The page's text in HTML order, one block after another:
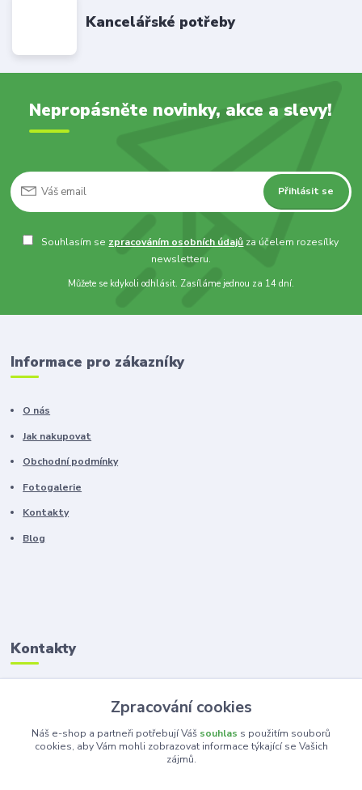
Kancelářské potřeby
Nepropásněte novinky, akce a slevy!
Přihlásit se
Souhlasím se zpracováním osobních údajů za účelem rozesílky
newsletteru.
Můžete se kdykoli odhlásit. Zasíláme jednou za 14 dní.
Informace pro zákazníky
O nás
Jak nakupovat
Obchodní podmínky
Fotogalerie
Kontakty
Blog
Kontakty
Zákaznická podpora
+420 603 100 966
(Po-Pá, 8-16 hod.)
Zpracování cookies
Náš e-shop a partneři potřebují Váš souhlas s použitím souborů
cookies, aby Vám mohli zobrazovat informace týkající se Vašich
zájmů.